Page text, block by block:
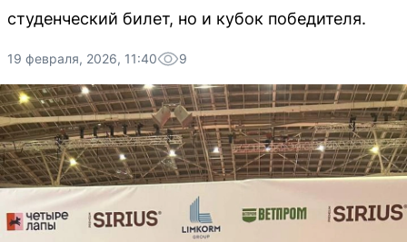
студенческий билет, но и кубок победителя.
19 февраля, 2026, 11:40 9